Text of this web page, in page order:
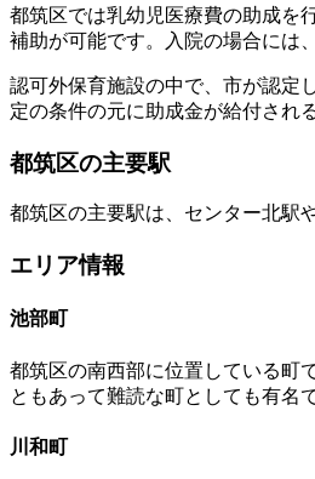
都筑区では乳幼児医療費の助成を
補助が可能です。入院の場合には
認可外保育施設の中で、市が認定
定の条件の元に助成金が給付され
都筑区の主要駅
都筑区の主要駅は、センター北駅
エリア情報
池部町
都筑区の南西部に位置している町
ともあって難読な町としても有名で
川和町